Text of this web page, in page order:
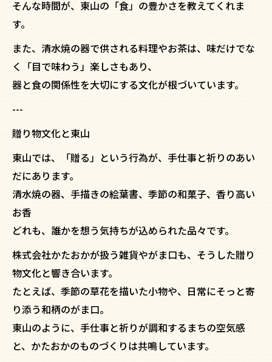
そんな時間が、東山の「食」の豊かさを教えてくれま
す。
また、清水焼の器で供される料理やお茶は、味だけでな
く「目で味わう」楽しさもあり、
器と食の関係性を大切にする文化が根づいています。
---
贈り物文化と東山
東山では、「贈る」という行為が、手仕事と祈りのあい
だにあります。
清水焼の器、手描きの絵葉書、季節の和菓子、香り高い
お香――
どれも、誰かを想う気持ちが込められた品々です。
株式会社かたおかが扱う雑貨やがま口も、そうした贈り
物文化と響き合います。
たとえば、季節の草花を描いた小物や、日常にそっと寄
り添う和柄のがま口。
東山のように、手仕事と祈りが調和するまちの空気感
と、かたおかのものづくりは共鳴しています。